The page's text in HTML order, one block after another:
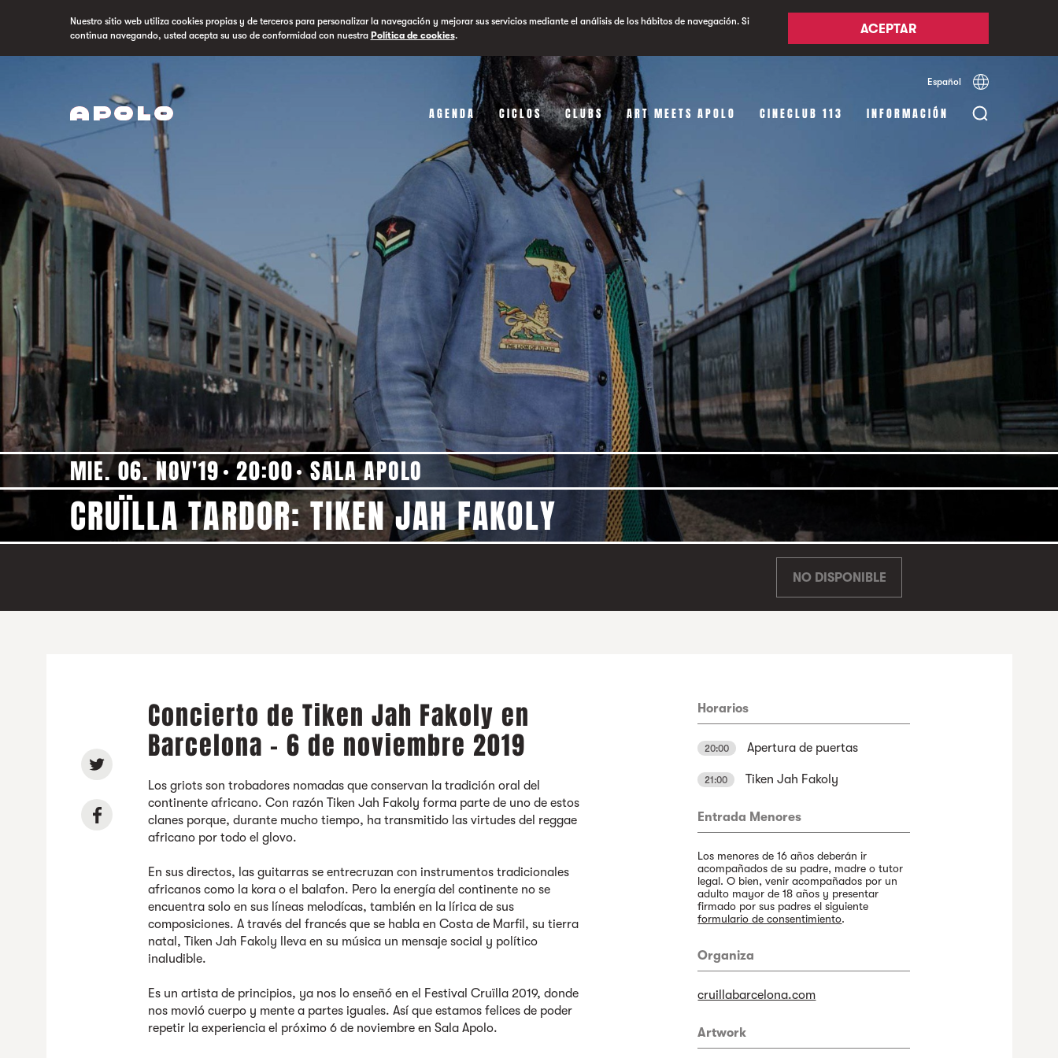
Nuestro sitio web utiliza cookies propias y de terceros para personalizar la navegación y mejorar sus servicios mediante el análisis de los hábitos de navegación. Si
continua navegando, usted acepta su uso de conformidad con nuestra Política de cookies. ACEPTAR
Español Català
AGENDA CICLOS CLUBS ART MEETS APOLO CINECLUB 113 INFORMACIÓN
MIE. 06. NOV'19 20:00 SALA APOLO
CRUÏLLA TARDOR: TIKEN JAH FAKOLY
NO DISPONIBLE
Concierto de Tiken Jah Fakoly en
Barcelona - 6 de noviembre 2019
Los griots son trobadores nomadas que conservan la tradición oral del
continente africano. Con razón Tiken Jah Fakoly forma parte de uno de estos
clanes porque, durante mucho tiempo, ha transmitido las virtudes del reggae
africano por todo el glovo.
En sus directos, las guitarras se entrecruzan con instrumentos tradicionales
africanos como la kora o el balafon. Pero la energía del continente no se
encuentra solo en sus líneas melodícas, también en la lírica de sus
composiciones. A través del francés que se habla en Costa de Marfil, su tierra
natal, Tiken Jah Fakoly lleva en su música un mensaje social y político
inaludible.
Es un artista de principios, ya nos lo enseñó en el Festival Cruïlla 2019, donde
nos movió cuerpo y mente a partes iguales. Así que estamos felices de poder
repetir la experiencia el próximo 6 de noviembre en Sala Apolo.
Horarios
20:00 Apertura de puertas
21:00 Tiken Jah Fakoly
Entrada Menores
Los menores de 16 años deberán ir
acompañados de su padre, madre o tutor
legal. O bien, venir acompañados por un
adulto mayor de 18 años y presentar
firmado por sus padres el siguiente
formulario de consentimiento.
Organiza
cruillabarcelona.com
Artwork